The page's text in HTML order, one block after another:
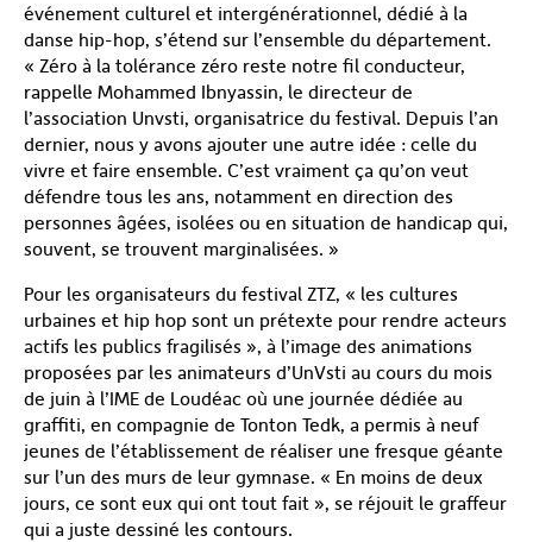
événement culturel et intergénérationnel, dédié à la
danse hip-hop, s’étend sur l’ensemble du département.
« Zéro à la tolérance zéro reste notre fil conducteur,
rappelle Mohammed Ibnyassin, le directeur de
l’association Unvsti, organisatrice du festival. Depuis l’an
dernier, nous y avons ajouter une autre idée : celle du
vivre et faire ensemble. C’est vraiment ça qu’on veut
défendre tous les ans, notamment en direction des
personnes âgées, isolées ou en situation de handicap qui,
souvent, se trouvent marginalisées. »
Pour les organisateurs du festival ZTZ, « les cultures
urbaines et hip hop sont un prétexte pour rendre acteurs
actifs les publics fragilisés », à l’image des animations
proposées par les animateurs d’UnVsti au cours du mois
de juin à l’IME de Loudéac où une journée dédiée au
graffiti, en compagnie de Tonton Tedk, a permis à neuf
jeunes de l’établissement de réaliser une fresque géante
sur l’un des murs de leur gymnase. « En moins de deux
jours, ce sont eux qui ont tout fait », se réjouit le graffeur
qui a juste dessiné les contours.